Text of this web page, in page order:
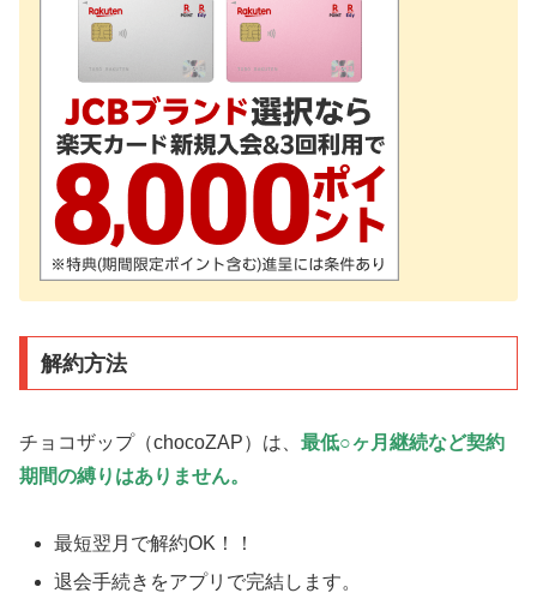
解約方法
チョコザップ（chocoZAP）は、 最低○ヶ月継続など契約
期間の縛りはありません。
最短翌月で解約OK！！
退会手続きをアプリで完結します。